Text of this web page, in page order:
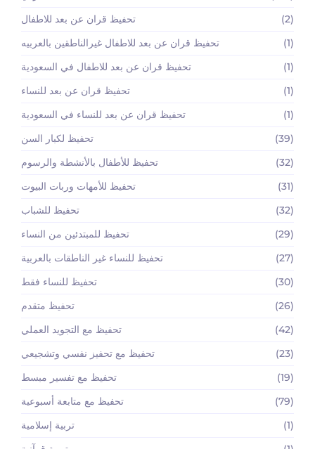
تحفيظ قران عن بعد للاطفال
(2)
تحفيظ قران عن بعد للاطفال غيرالناطقين بالعربيه
(1)
تحفيظ قران عن بعد للاطفال في السعودية
(1)
تحفيظ قران عن بعد للنساء
(1)
تحفيظ قران عن بعد للنساء في السعودية
(1)
تحفيظ لكبار السن
(39)
تحفيظ للأطفال بالأنشطة والرسوم
(32)
تحفيظ للأمهات وربات البيوت
(31)
تحفيظ للشباب
(32)
تحفيظ للمبتدئين من النساء
(29)
تحفيظ للنساء غير الناطقات بالعربية
(27)
تحفيظ للنساء فقط
(30)
تحفيظ متقدم
(26)
تحفيظ مع التجويد العملي
(42)
تحفيظ مع تحفيز نفسي وتشجيعي
(23)
تحفيظ مع تفسير مبسط
(19)
تحفيظ مع متابعة أسبوعية
(79)
تربية إسلامية
(1)